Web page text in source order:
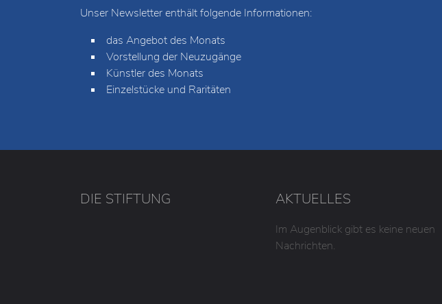
Unser Newsletter enthält folgende Informationen:
das Angebot des Monats
Vorstellung der Neuzugänge
Künstler des Monats
Einzelstücke und Raritäten
DIE STIFTUNG AKTUELLES
Im Augenblick gibt es keine neuen
Nachrichten.